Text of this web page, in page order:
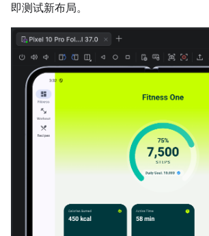
即测试新布局。